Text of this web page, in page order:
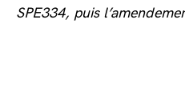
SPE334, puis